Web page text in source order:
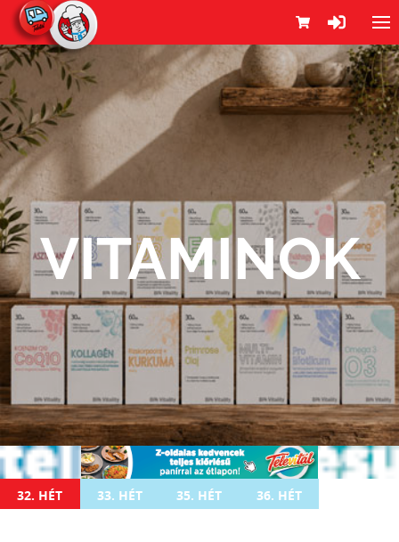
VITAMINOK
32. HÉT 33. HÉT 35. HÉT 36. HÉT